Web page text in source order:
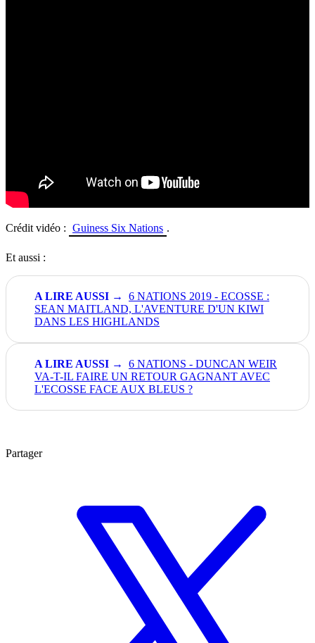
Crédit vidéo : Guiness Six Nations .
Et aussi :
6 NATIONS 2019 - ECOSSE :
SEAN MAITLAND, L'AVENTURE D'UN KIWI
DANS LES HIGHLANDS
6 NATIONS - DUNCAN WEIR
VA-T-IL FAIRE UN RETOUR GAGNANT AVEC
L'ECOSSE FACE AUX BLEUS ?
Partager